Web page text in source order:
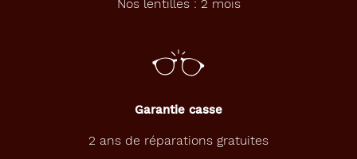
Nos lentilles : 2 mois
Garantie casse
2 ans de réparations gratuites